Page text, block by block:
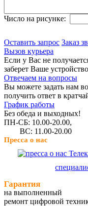
Число на рисунке:
Оставить запрос Заказ
Вызов курьера
Если у Вас не
заберет Ваше
Отвечаем на вопросы
Вы можете задать нам
получить ответ в
График работы
Без обеда и выходных!
ПН-СБ: 10.00-20.00,
ВС: 11.00-20.00
Пресса о нас
Гарантия
на выполненный
ремонт цифровой